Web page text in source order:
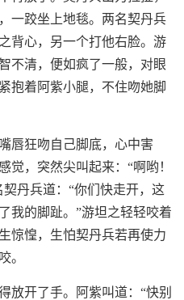
一跤坐上地毯。两名契丹兵
背心，另一个打他右脸。游
不清，便如疯了一般，对眼
抱着阿紫小腿，不住吻她脚
唇狂吻自己脚底，心中害
觉，突然尖叫起来：“啊哟！
丹兵道：“你们快走开，这
我的脚趾。”游坦之轻轻咬着
惊惶，生怕契丹兵若再使力
。
放开了手。阿紫叫道：“快别